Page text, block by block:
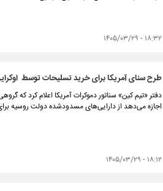
۱۸:۳۲ - ۱۴۰۵/۰۳/۲۹
طرح سنای آمریکا برای خرید تسلیحات توسط
دفتر «تیم کین» سناتور دموکرات آمریکا اعلام کرد که
اجازه می‌دهد از دارایی‌های مسدودشده دولت روسیه
۱۸:۱۲ - ۱۴۰۵/۰۳/۲۹